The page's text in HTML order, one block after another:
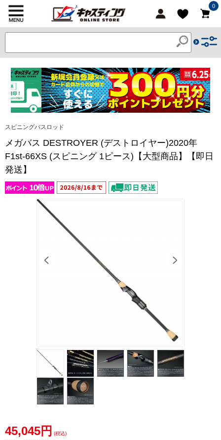
0
スピニングバスロッド
メガバス DESTROYER (デストロイヤー)2020年
F1st-66XS (スピニング 1ピース)【大型商品】【即日
発送】
45,045円 (税込)